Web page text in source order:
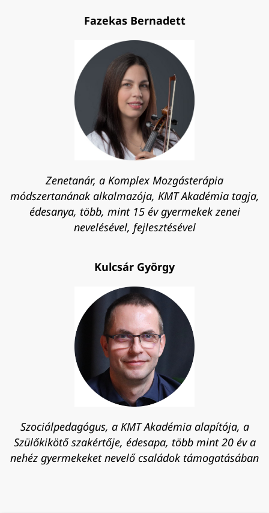
Fazekas Bernadett
Zenetanár, a Komplex Mozgásterápia
módszertanának alkalmazója, KMT Akadémia tagja,
édesanya, több, mint 15 év gyermekek zenei
nevelésével, fejlesztésével
Kulcsár György
Szociálpedagógus, a KMT Akadémia alapítója, a
Szülőkikötő szakértője, édesapa, több mint 20 év a
nehéz gyermekeket nevelő családok támogatásában